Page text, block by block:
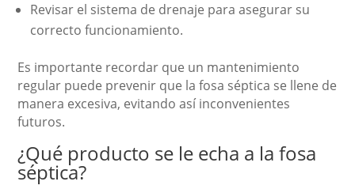
Revisar el sistema de drenaje para asegurar su
correcto funcionamiento.
Es importante recordar que un mantenimiento
regular puede prevenir que la fosa séptica se llene de
manera excesiva, evitando así inconvenientes
futuros.
¿Qué producto se le echa a la fosa
séptica?